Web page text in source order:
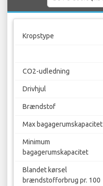
Kropstype
CO2-udledning
Drivhjul
Brændstof
Max bagagerumskapacitet
Minimum
bagagerumskapacitet
Blandet kørsel
brændstofforbrug pr. 100